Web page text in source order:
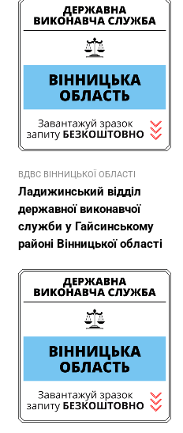
ВДВС ВІННИЦЬКОЇ ОБЛАСТІ
Ладижинський відділ
державної виконавчої
служби у Гайсинському
районі Вінницької області